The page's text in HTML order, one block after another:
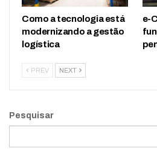
Como a tecnologia está
modernizando a gestão
logística
e-
PREV NEXT
Pesquisar